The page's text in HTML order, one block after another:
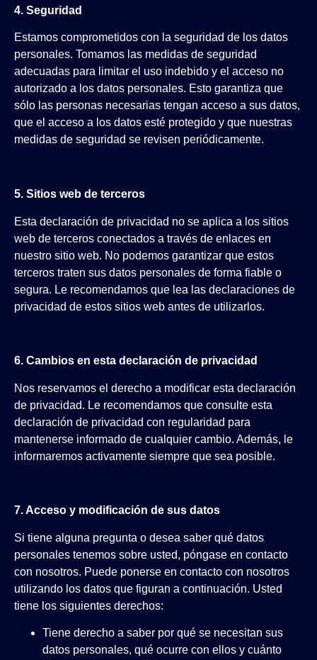
4. Seguridad
Estamos comprometidos con la seguridad de los datos
personales. Tomamos las medidas de seguridad
adecuadas para limitar el uso indebido y el acceso no
autorizado a los datos personales. Esto garantiza que
sólo las personas necesarias tengan acceso a sus datos,
que el acceso a los datos esté protegido y que nuestras
medidas de seguridad se revisen periódicamente.
5. Sitios web de terceros
Esta declaración de privacidad no se aplica a los sitios
web de terceros conectados a través de enlaces en
nuestro sitio web. No podemos garantizar que estos
terceros traten sus datos personales de forma fiable o
segura. Le recomendamos que lea las declaraciones de
privacidad de estos sitios web antes de utilizarlos.
6. Cambios en esta declaración de privacidad
Nos reservamos el derecho a modificar esta declaración
de privacidad. Le recomendamos que consulte esta
declaración de privacidad con regularidad para
mantenerse informado de cualquier cambio. Además, le
informaremos activamente siempre que sea posible.
7. Acceso y modificación de sus datos
Si tiene alguna pregunta o desea saber qué datos
personales tenemos sobre usted, póngase en contacto
con nosotros. Puede ponerse en contacto con nosotros
utilizando los datos que figuran a continuación. Usted
tiene los siguientes derechos:
Tiene derecho a saber por qué se necesitan sus
datos personales, qué ocurre con ellos y cuánto